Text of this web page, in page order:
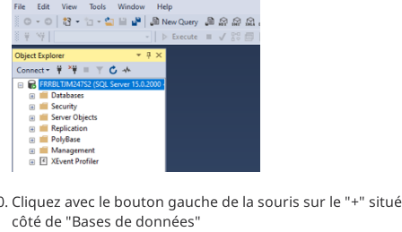
Cliquez avec le bouton gauche de la souris sur le "+"
côté de "Bases de données"